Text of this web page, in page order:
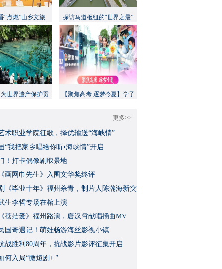
“点燃”山乡文旅 探访马道枢纽的“世界之最”
世界遗产保护贡
【聚焦高考 逐梦今夏】学子
更多>>
术职业学院征歌，择优输送“海峡情”
“我把家乡唱给你听•海峡情”开启
！打卡偶像剧取景地
画网巾先生》入围文华奖终评
《毕业十年》福州杀青，制片人陈瀚海新突
生李哲专场在榕上演
苍茫爱》福州路演，唐汉霄献唱插曲MV
国奇遇记！萌娃畅游海丝影视小镇
战胜利80周年，抗战影片影评征集开启
何入局“微短剧+ ”